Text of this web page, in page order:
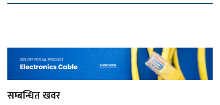
सम्बन्धित खवर